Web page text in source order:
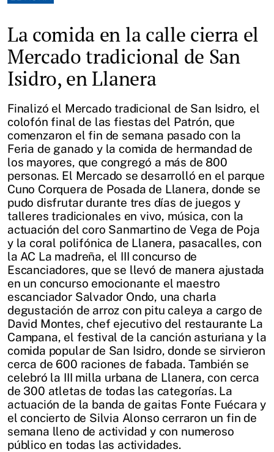
La comida en la calle cierra el
Mercado tradicional de San
Isidro, en Llanera
Finalizó el Mercado tradicional de San Isidro, el
colofón final de las fiestas del Patrón, que
comenzaron el fin de semana pasado con la
Feria de ganado y la comida de hermandad de
los mayores, que congregó a más de 800
personas. El Mercado se desarrolló en el parque
Cuno Corquera de Posada de Llanera, donde se
pudo disfrutar durante tres días de juegos y
talleres tradicionales en vivo, música, con la
actuación del coro Sanmartino de Vega de Poja
y la coral polifónica de Llanera, pasacalles, con
la AC La madreña, el III concurso de
Escanciadores, que se llevó de manera ajustada
en un concurso emocionante el maestro
escanciador Salvador Ondo, una charla
degustación de arroz con pitu caleya a cargo de
David Montes, chef ejecutivo del restaurante La
Campana, el festival de la canción asturiana y la
comida popular de San Isidro, donde se sirvieron
cerca de 600 raciones de fabada. También se
celebró la III milla urbana de Llanera, con cerca
de 300 atletas de todas las categorías. La
actuación de la banda de gaitas Fonte Fuécara y
el concierto de Silvia Alonso cerraron un fin de
semana lleno de actividad y con numeroso
público en todas las actividades.